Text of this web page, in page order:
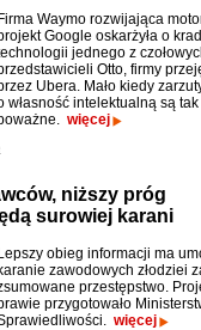
Firma Waymo rozwijająca
Google oskarżyła o
jednego z
Otto, firmy
Ubera. Mało kiedy
własność intelektualną są tak
więcej
niższy próg
surowiej karani
Lepszy obieg informacji ma
zawodowych złodziei
przestępstwo.
przygotowało
więcej